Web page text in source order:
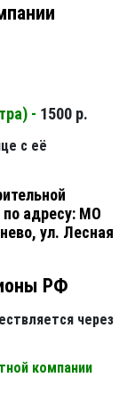
- 1500 р.
с её
по адресу: МО
ул. Лесная
РФ
через
компании